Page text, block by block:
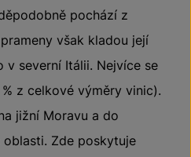
pochází z
však kladou její
v severní Itálii. Nejvíce se
z celkové výměry vinic).
jižní Moravu a do
Zde poskytuje